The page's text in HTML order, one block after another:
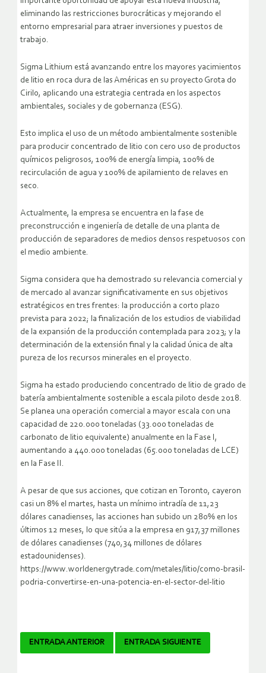
eliminando las restricciones burocráticas y mejorando el
entorno empresarial para atraer inversiones y puestos de
trabajo.
Sigma Lithium está avanzando entre los mayores yacimientos
de litio en roca dura de las Américas en su proyecto Grota do
Cirilo, aplicando una estrategia centrada en los aspectos
ambientales, sociales y de gobernanza (ESG).
Esto implica el uso de un método ambientalmente sostenible
para producir concentrado de litio con cero uso de productos
químicos peligrosos, 100% de energía limpia, 100% de
recirculación de agua y 100% de apilamiento de relaves en
seco.
Actualmente, la empresa se encuentra en la fase de
preconstrucción e ingeniería de detalle de una planta de
producción de separadores de medios densos respetuosos con
el medio ambiente.
Sigma considera que ha demostrado su relevancia comercial y
de mercado al avanzar significativamente en sus objetivos
estratégicos en tres frentes: la producción a corto plazo
prevista para 2022; la finalización de los estudios de viabilidad
de la expansión de la producción contemplada para 2023; y la
determinación de la extensión final y la calidad única de alta
pureza de los recursos minerales en el proyecto.
Sigma ha estado produciendo concentrado de litio de grado de
batería ambientalmente sostenible a escala piloto desde 2018.
Se planea una operación comercial a mayor escala con una
capacidad de 220.000 toneladas (33.000 toneladas de
carbonato de litio equivalente) anualmente en la Fase I,
aumentando a 440.000 toneladas (65.000 toneladas de LCE)
en la Fase II.
A pesar de que sus acciones, que cotizan en Toronto, cayeron
casi un 8% el martes, hasta un mínimo intradía de 11,23
dólares canadienses, las acciones han subido un 280% en los
últimos 12 meses, lo que sitúa a la empresa en 917,37 millones
de dólares canadienses (740,34 millones de dólares
estadounidenses).
https://www.worldenergytrade.com/metales/litio/como-brasil-
podria-convertirse-en-una-potencia-en-el-sector-del-litio
Navegador
ENTRADA ANTERIOR ENTRADA SIGUIENTE